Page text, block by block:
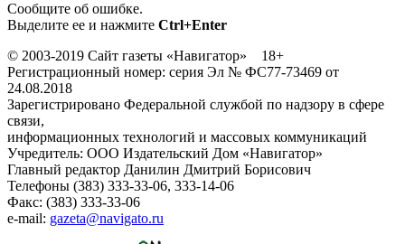
Сообщите об ошибке.
Выделите ее и нажмите Ctrl+Enter
© 2003-2019 Сайт газеты «Навигатор» 18+
Регистрационный номер: серия Эл № ФС77-73469 от
24.08.2018
Зарегистрировано Федеральной службой по надзору в сфере
связи,
информационных технологий и массовых коммуникаций
Учредитель: ООО Издательский Дом «Навигатор»
Главный редактор Данилин Дмитрий Борисович
Телефоны (383) 333-33-06, 333-14-06
Факс: (383) 333-33-06
e-mail: gazeta@navigato.ru